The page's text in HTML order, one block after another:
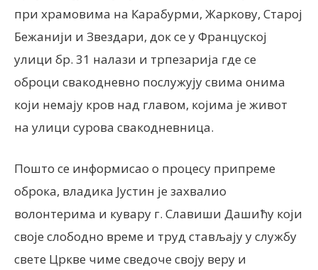
при храмовима на Карабурми, Жаркову, Старој
Бежанији и Звездари, док се у Француској
улици бр. 31 налази и трпезарија где се
оброци свакодневно послужују свима онима
који немају кров над главом, којима је живот
на улици сурова свакодневница.
Пошто се информисао о процесу припреме
оброка, владика Јустин је захвалио
волонтерима и кувару г. Славиши Дашићу који
своје слободно време и труд стављају у службу
свете Цркве чиме сведоче своју веру и